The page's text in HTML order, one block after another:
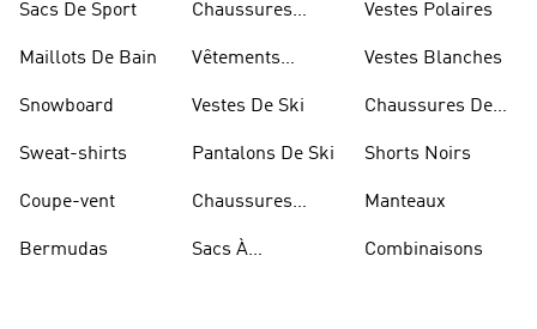
Sacs De Sport
Maillots De Bain
Snowboard
Sweat-shirts
Coupe-vent
Bermudas
Chaussures
Vêtements
Vestes De Ski
Pantalons De Ski
Chaussures
Sacs À
Vestes Polaires
Vestes Blanches
Chaussures De
Shorts Noirs
Manteaux
Combinaisons